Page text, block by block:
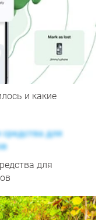
и какие
для